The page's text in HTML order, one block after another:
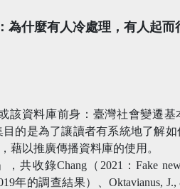
為什麼有人冷處理，有人起而
該資料庫前身：臺灣社會變遷基
的是為了讓讀者有系統地了解如
藉以推廣傳播資料庫的使用。
收錄Chang（2021：Fake
年的調查結果）、Oktavianus,